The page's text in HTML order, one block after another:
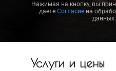
Нажимая на кнопку, вы
даете Согласие на
данных.
Услуги и цены